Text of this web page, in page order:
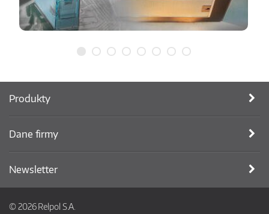
Produkty
Dane firmy
Newsletter
© 2026 Relpol S.A.